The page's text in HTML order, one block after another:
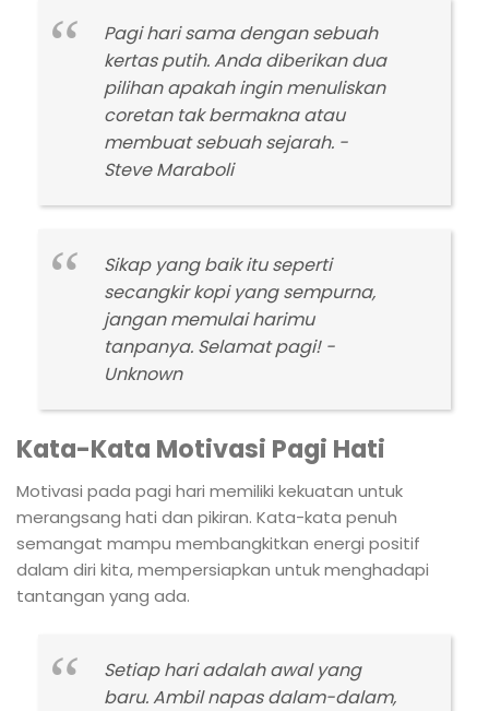
Pagi hari sama dengan sebuah
kertas putih. Anda diberikan dua
pilihan apakah ingin menuliskan
coretan tak bermakna atau
membuat sebuah sejarah. -
Steve Maraboli
Sikap yang baik itu seperti
secangkir kopi yang sempurna,
jangan memulai harimu
tanpanya. Selamat pagi! -
Unknown
Kata-Kata Motivasi Pagi Hati
Motivasi pada pagi hari memiliki kekuatan untuk
merangsang hati dan pikiran. Kata-kata penuh
semangat mampu membangkitkan energi positif
dalam diri kita, mempersiapkan untuk menghadapi
tantangan yang ada.
Setiap hari adalah awal yang
baru. Ambil napas dalam-dalam,